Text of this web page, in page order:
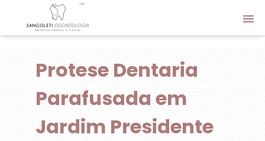
Protese Dentaria
Parafusada em
Jardim Presidente